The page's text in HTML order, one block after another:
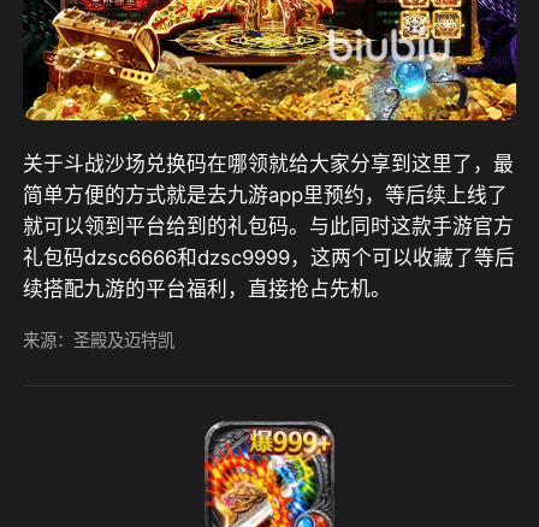
关于斗战沙场兑换码在哪领就给大家分享到这里了，最
简单方便的方式就是去九游app里预约，等后续上线了
就可以领到平台给到的礼包码。与此同时这款手游官方
礼包码dzsc6666和dzsc9999，这两个可以收藏了等后
续搭配九游的平台福利，直接抢占先机。
来源：圣殿及迈特凯